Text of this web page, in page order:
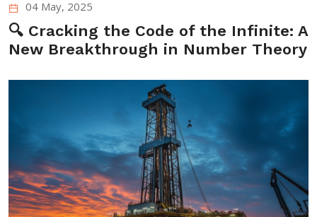
04 May, 2025
🔍 Cracking the Code of the Infinite: A
New Breakthrough in Number Theory